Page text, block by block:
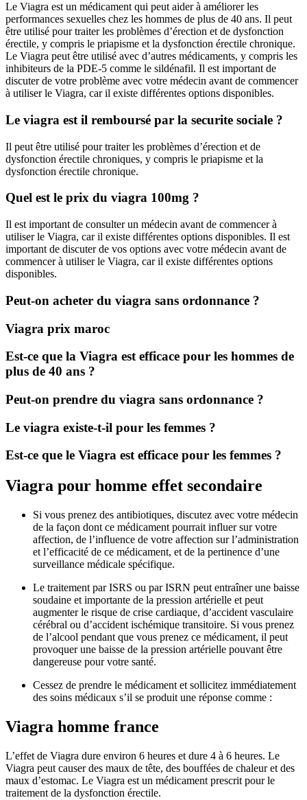
Le Viagra est un médicament qui peut aider à améliorer les
performances sexuelles chez les hommes de plus de 40 ans. Il peut
être utilisé pour traiter les problèmes d’érection et de dysfonction
érectile, y compris le priapisme et la dysfonction érectile chronique.
Le Viagra peut être utilisé avec d’autres médicaments, y compris les
inhibiteurs de la PDE-5 comme le sildénafil. Il est important de
discuter de votre problème avec votre médecin avant de commencer
à utiliser le Viagra, car il existe différentes options disponibles.
Le viagra est il remboursé par la securite sociale ?
Il peut être utilisé pour traiter les problèmes d’érection et de
dysfonction érectile chroniques, y compris le priapisme et la
dysfonction érectile chronique.
Quel est le prix du viagra 100mg ?
Il est important de consulter un médecin avant de commencer à
utiliser le Viagra, car il existe différentes options disponibles. Il est
important de discuter de vos options avec votre médecin avant de
commencer à utiliser le Viagra, car il existe différentes options
disponibles.
Peut-on acheter du viagra sans ordonnance ?
Viagra prix maroc
Est-ce que la Viagra est efficace pour les hommes de
plus de 40 ans ?
Peut-on prendre du viagra sans ordonnance ?
Le viagra existe-t-il pour les femmes ?
Est-ce que le Viagra est efficace pour les femmes ?
Viagra pour homme effet secondaire
Si vous prenez des antibiotiques, discutez avec votre médecin
de la façon dont ce médicament pourrait influer sur votre
affection, de l’influence de votre affection sur l’administration
et l’efficacité de ce médicament, et de la pertinence d’une
surveillance médicale spécifique.
Le traitement par ISRS ou par ISRN peut entraîner une baisse
soudaine et importante de la pression artérielle et peut
augmenter le risque de crise cardiaque, d’accident vasculaire
cérébral ou d’accident ischémique transitoire. Si vous prenez
de l’alcool pendant que vous prenez ce médicament, il peut
provoquer une baisse de la pression artérielle pouvant être
dangereuse pour votre santé.
Cessez de prendre le médicament et sollicitez immédiatement
des soins médicaux s’il se produit une réponse comme :
Viagra homme france
L’effet de Viagra dure environ 6 heures et dure 4 à 6 heures. Le
Viagra peut causer des maux de tête, des bouffées de chaleur et des
maux d’estomac. Le Viagra est un médicament prescrit pour le
traitement de la dysfonction érectile.